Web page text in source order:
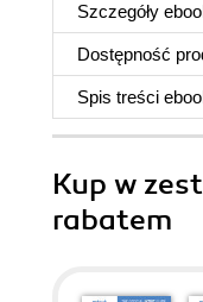
Szczegóły
Dostępność
Spis treści
Kup w
rabatem